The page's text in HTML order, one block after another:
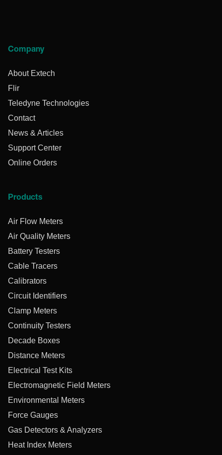
Company
About Extech
Flir
Teledyne Technologies
Contact
News & Articles
Support Center
Online Orders
Products
Air Flow Meters
Air Quality Meters
Battery Testers
Cable Tracers
Calibrators
Circuit Identifiers
Clamp Meters
Continuity Testers
Decade Boxes
Distance Meters
Electrical Test Kits
Electromagnetic Field Meters
Environmental Meters
Force Gauges
Gas Detectors & Analyzers
Heat Index Meters